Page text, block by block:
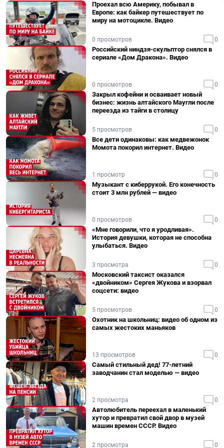
Проехал всю Америку, побывал в
Европе: как байкер путешествует по
миру на мотоцикле. Видео
0 просмотров 0
Российский ниндзя-скульптор снялся в
сериале «Дом Дракона». Видео
0 просмотров 0
Закрыл кофейни и осваивает новый
бизнес: жизнь алтайского Маугли после
переезда из тайги в столицу
5 просмотров 0
Все дети одинаковы: как медвежонок
Момота покорил интернет. Видео
1 просмотр 0
Музыкант с киберрукой. Его конечность
стоит 3 млн рублей — видео
0 просмотров 0
«Мне говорили, что я уродливая».
История девушки, которая не способна
улыбаться. Видео
3 просмотра 0
Московский таксист оказался
«двойником» Сергея Жукова и взорвал
соцсети: видео
5 просмотров 0
Охотник на школьниц: видео об одном из
самых жестоких маньяков
13 просмотров 0
Самый стильный дед! 77-летний
заводчанин стал моделью — видео
2 просмотра 0
Автолюбитель переехал в маленький
хутор и превратил свой двор в музей
машин времен СССР. Видео
2 просмотра 0